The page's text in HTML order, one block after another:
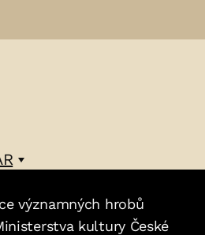
významných hrobů
kultury České